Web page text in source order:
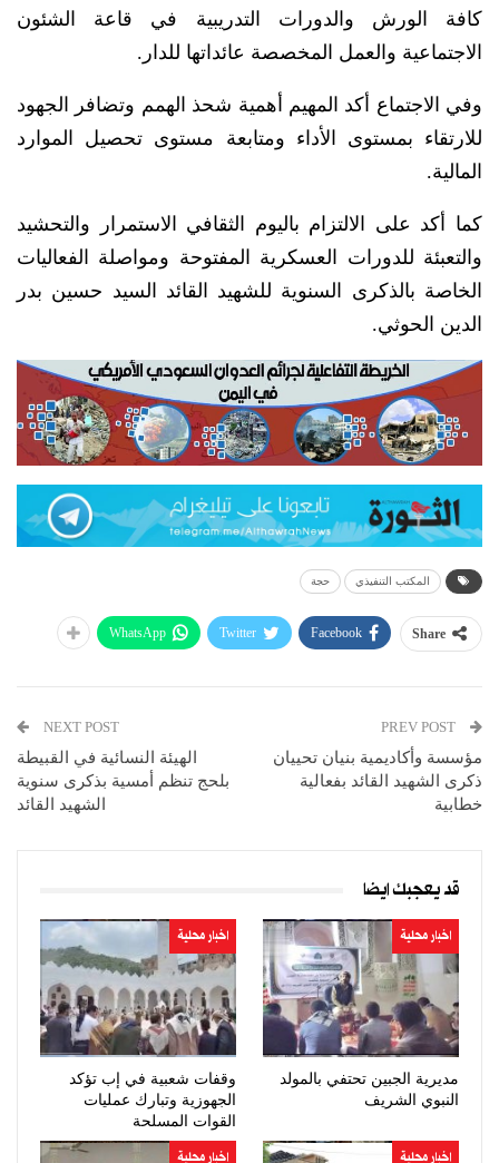
كافة الورش والدورات التدريبية في قاعة الشئون
الاجتماعية والعمل المخصصة عائداتها للدار.
وفي الاجتماع أكد المهيم أهمية شحذ الهمم وتضافر الجهود
للارتقاء بمستوى الأداء ومتابعة مستوى تحصيل الموارد
المالية.
كما أكد على الالتزام باليوم الثقافي الاستمرار والتحشيد
والتعبئة للدورات العسكرية المفتوحة ومواصلة الفعاليات
الخاصة بالذكرى السنوية للشهيد القائد السيد حسين بدر
الدين الحوثي.
المكتب التنفيذي حجة
Share
Facebook
Twitter
WhatsApp
مؤسسة وأكاديمية بنيان تحييان
ذكرى الشهيد القائد بفعالية
خطابية
NEXT POST
الهيئة النسائية في القبيطة
بلحج تنظم أمسية بذكرى سنوية
الشهيد القائد
قد يعجبك ايضا
اخبار محلية
مديرية الجبين تحتفي بالمولد
النبوي الشريف
اخبار محلية
وقفات شعبية في إب تؤكد
الجهوزية وتبارك عمليات
القوات المسلحة
اخبار محلية اخبار محلية